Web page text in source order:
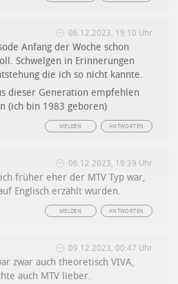
06.12.2023, 19:10 Uhr
Anfang der Woche schon
Schwelgen in Erinnerungen
die ich so nicht kannte.
dieser Generation empfehlen
(ich bin 1983 geboren)
ANTWORTEN
MELDEN
06.12.2023, 19:39 Uhr
früher eher der MTV Typ war,
Englisch erzählt wurden.
ANTWORTEN
MELDEN
09.12.2023, 00:47 Uhr
zwar auch theoretisch VIVA,
auch MTV lieber.